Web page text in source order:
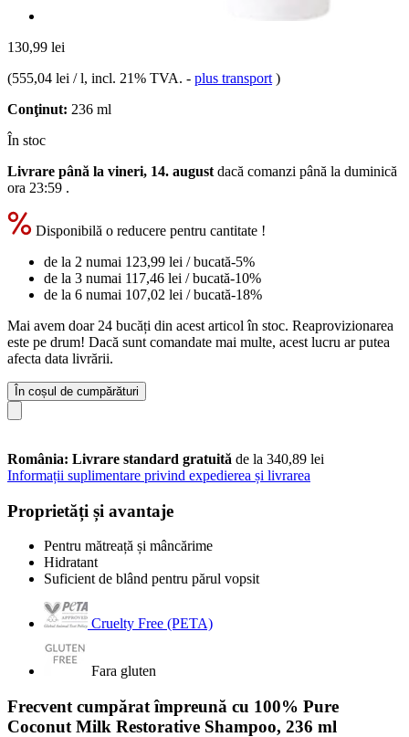
130,99 lei
(555,04 lei / l, incl. 21% TVA. - plus transport )
Conţinut: 236 ml
În stoc
Livrare până la vineri, 14. august dacă comanzi până la duminică
ora 23:59 .
Disponibilă o reducere pentru cantitate !
de la 2 numai 123,99 lei / bucată-5%
de la 3 numai 117,46 lei / bucată-10%
de la 6 numai 107,02 lei / bucată-18%
Mai avem doar 24 bucăți din acest articol în stoc. Reaprovizionarea
este pe drum! Dacă sunt comandate mai multe, acest lucru ar putea
afecta data livrării.
În coșul de cumpărături
România: Livrare standard gratuită de la 340,89 lei
Informații suplimentare privind expedierea și livrarea
Proprietăți și avantaje
Pentru mătreață și mâncărime
Hidratant
Suficient de blând pentru părul vopsit
Cruelty Free (PETA)
Fara gluten
Frecvent cumpărat împreună cu 100% Pure
Coconut Milk Restorative Shampoo, 236 ml